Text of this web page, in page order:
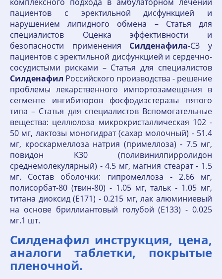
пациентов c эректильной дисфункцией и
нарушением липидного обмена – Статья для
специалистов Оценка эффективности и
безопасности применения Силденафила-СЗ у
пациентов с эректильной дисфункцией и сердечно-
сосудистыми рисками – Статья для специалистов
Силденафил Российского производства - решение
проблемы лекарственного импортозамещения в
сегменте ингибиторов фосфодиэстеразы пятого
типа – Статья для специалистов Вспомогательные
вещества: целлюлоза микрокристаллическая 102 -
50 мг, лактозы моногидрат (сахар молочный) - 51.4
мг, кроскармеллоза натрия (примеллоза) - 7.5 мг,
повидон K30 (поливинилпирролидон
среднемолекулярный) - 4.5 мг, магния стеарат - 1.5
мг. Состав оболочки: гипромеллоза - 2.66 мг,
полисорбат-80 (твин-80) - 1.05 мг, тальк - 1.05 мг,
титана диоксид (E171) - 0.215 мг, лак алюминиевый
на основе бриллиантовый голубой (E133) - 0.025
мг.1 шт.
Силденафил инструкция, цена,
аналоги таблетки, покрытые
пленочной.